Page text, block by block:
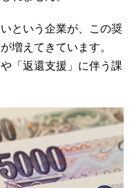
という企業が、この奨
増えてきています。
「返還支援」に伴う課